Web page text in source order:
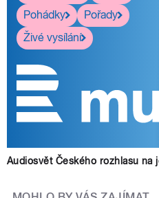
Pohádky
Pořady
Živé vysílání
Audiosvět Českého rozhlasu na